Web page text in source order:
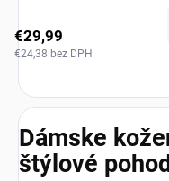
€29,99
€24,38 bez DPH
Dámske
štýlové